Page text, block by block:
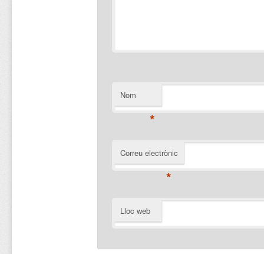
Nom
*
Correu electrònic
*
Lloc web